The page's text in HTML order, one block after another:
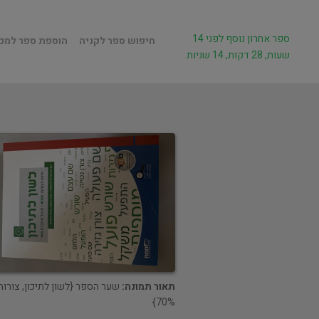
חיפוש ספר לקניה הוספת ספר
ספר אחרון נוסף לפני 14
שעות, 28 דקות, 14 שניות
תאור תמונה: שער הספר {לשון לתיכון,
70%}